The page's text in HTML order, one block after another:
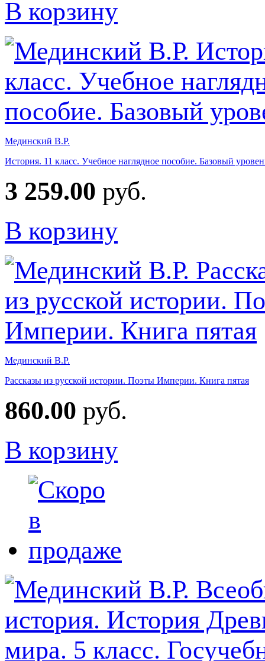
В корзину
Мединский В.Р.
История. 11 класс. Учебное наглядное пособие. Базовый
3 259.00 руб.
В корзину
Мединский В.Р.
Рассказы из русской истории. Поэты Империи. Книга пятая
860.00 руб.
В корзину